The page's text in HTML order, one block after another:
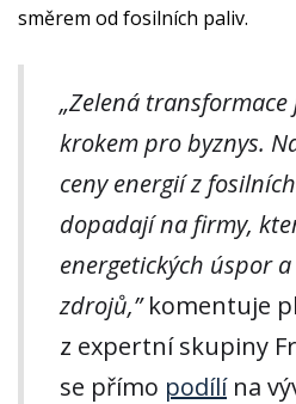
směrem od fosilních paliv.
„Zelená
krokem pro byznys.
ceny energií z
dopadají na firmy,
energetických úspor
zdrojů,”komentuje
z expertní skupiny
se přímo podílína